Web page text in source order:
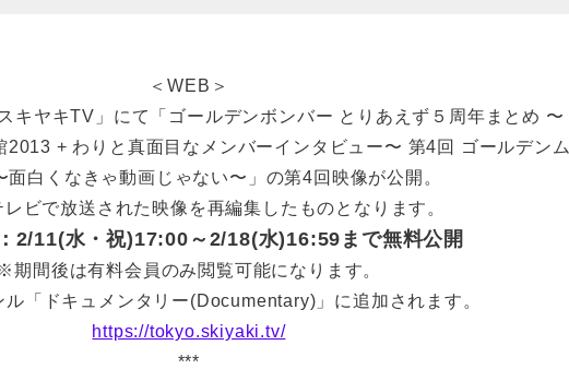
＜WEB＞
キヤキTV」にて「ゴールデンボンバー とりあえず５周年まとめ 〜
2013 + わりと真面目なメンバーインタビュー〜 第4回 ゴールデンム
面白くなきゃ動画じゃない〜」の第4回映像が公開。
ビで放送された映像を再編集したものとなります。
2/11(水・祝)17:00～2/18(水)16:59まで無料公開
期間後は有料会員のみ閲覧可能になります。
「ドキュメンタリー(Documentary)」に追加されます。
https://tokyo.skiyaki.tv/
***